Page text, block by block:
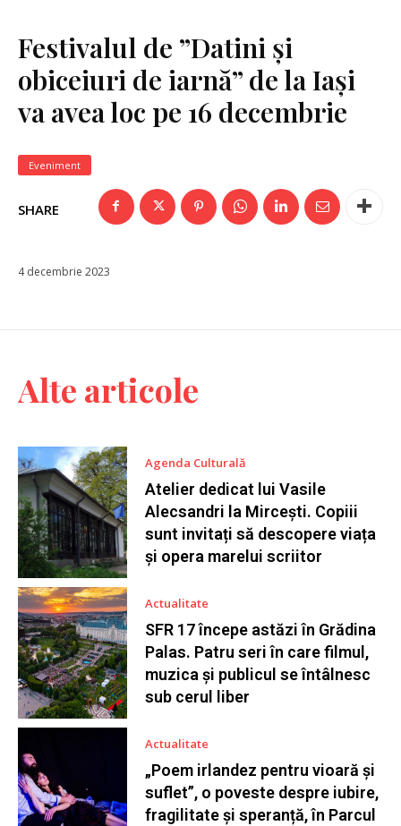
Festivalul de ”Datini și
obiceiuri de iarnă” de la Iași
va avea loc pe 16 decembrie
Eveniment
SHARE
4 decembrie 2023
Alte articole
Agenda Culturală
Atelier dedicat lui Vasile
Alecsandri la Mircești. Copiii
sunt invitați să descopere viața
și opera marelui scriitor
Actualitate
SFR 17 începe astăzi în Grădina
Palas. Patru seri în care filmul,
muzica și publicul se întâlnesc
sub cerul liber
Actualitate
„Poem irlandez pentru vioară și
suflet”, o poveste despre iubire,
fragilitate și speranță, în Parcul